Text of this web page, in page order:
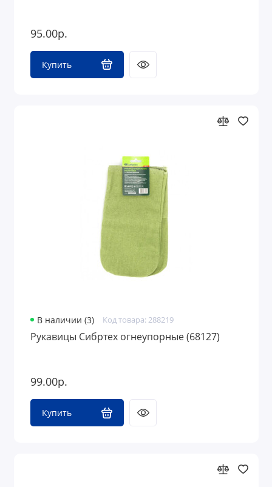
95.00р.
Купить
В наличии (3) Код товара: 288219
Рукавицы Сибртех огнеупорные (68127)
99.00р.
Купить